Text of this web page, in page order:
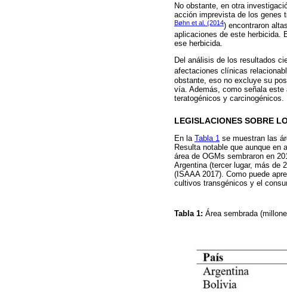
No obstante, en otra
acción imprevista de los genes
Bøhn et al. (2014) encontraron
aplicaciones de este herbicida.
ese herbicida.
Del análisis de los resultados
afectaciones clínicas
obstante, eso no excluye su
vía. Además, como señala este
teratogénicos y carcinogénicos.
LEGISLACIONES SOBRE
En la Tabla 1 se muestran las
Resulta notable que aunque
área de OGMs sembraron en
Argentina (tercer lugar, más de
(ISAAA 2017). Como puede
cultivos transgénicos y el
Tabla 1: Área sembrada